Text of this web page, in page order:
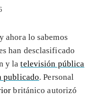
ahora lo sabemos
han desclasificado
y latelevisión pública
publicado. Personal
británico autorizó